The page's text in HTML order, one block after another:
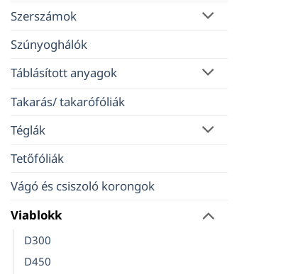
Szerszámok
Szúnyoghálók
Táblásított anyagok
Takarás/ takarófóliák
Téglák
Tetőfóliák
Vágó és csiszoló korongok
Viablokk
D300
D450